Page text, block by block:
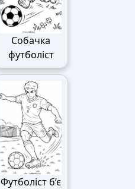
Собачка
футболіст
Футболіст б’є